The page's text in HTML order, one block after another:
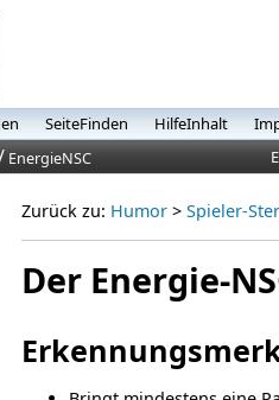
SeiteFinden HilfeInhalt
EnergieNSC
Zurück zu: Humor> Spieler-
Der Energie-